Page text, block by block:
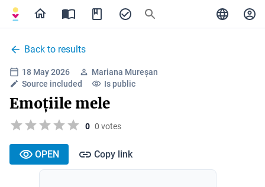
Back to results
18 May 2026
Mariana Mureșan
Source included
Is public
Emoțiile mele
0 0 votes
OPEN Copy link